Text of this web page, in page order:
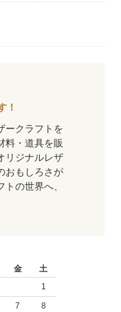
！
ークラフトを
料・道具を販
リジナルレザ
おもしろさが
の世界へ、
金
土
1
7
8